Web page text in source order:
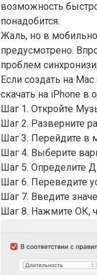
возможность
понадобится.
Жаль, но в
предусмотрено.
проблем
Если создать на
скачать на iPhone в
Шаг 1. Откройте
Шаг 2. Разверните
Шаг 3. Перейдите в
Шаг 4. Выберите
Шаг 5. Определите
Шаг 6. Переведите
Шаг 7. Введите
Шаг 8. Нажмите ОК,